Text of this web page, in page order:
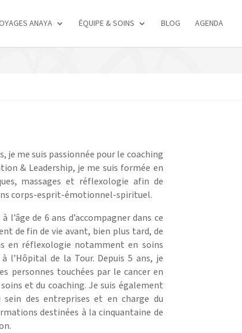
ANAYA ÉQUIPE & SOINS BLOG AGENDA
je me suis passionnée pour le coaching
& Leadership, je me suis formée en
massages et réflexologie afin de
corps-esprit-émotionnel-spirituel.
de 6 ans d’accompagner dans ce
de fin de vie avant, bien plus tard, de
en réflexologie notamment en soins
l’Hôpital de la Tour. Depuis 5 ans, je
personnes touchées par le cancer en
et du coaching. Je suis également
sein des entreprises et en charge du
destinées à la cinquantaine de